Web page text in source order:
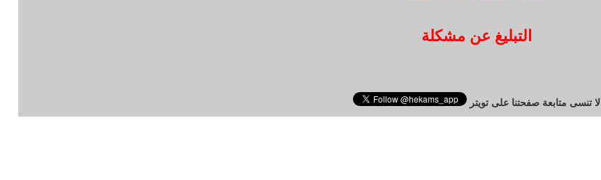
التبليغ عن مشكلة
لا تنسى متابعة صفحتنا على تويتر